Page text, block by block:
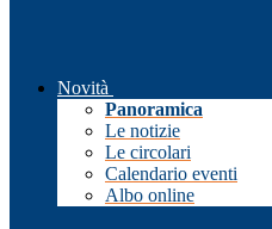
Novità
Panoramica
Le notizie
Le circolari
Calendario eventi
Albo online